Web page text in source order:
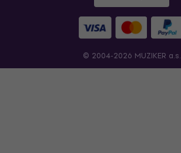
© 2004-2026 MUZIKER a.s.